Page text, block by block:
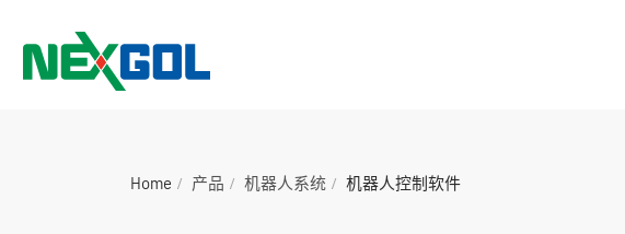
Home 产品 机器人系统 机器人控制软件